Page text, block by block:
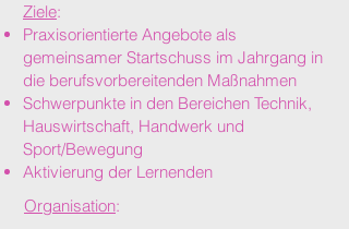
Ziele:
Praxisorientierte Angebote als
gemeinsamer Startschuss im Jahrgang in
die berufsvorbereitenden Maßnahmen
Schwerpunkte in den Bereichen Technik,
Hauswirtschaft, Handwerk und
Sport/Bewegung
Aktivierung der Lernenden
Organisation: